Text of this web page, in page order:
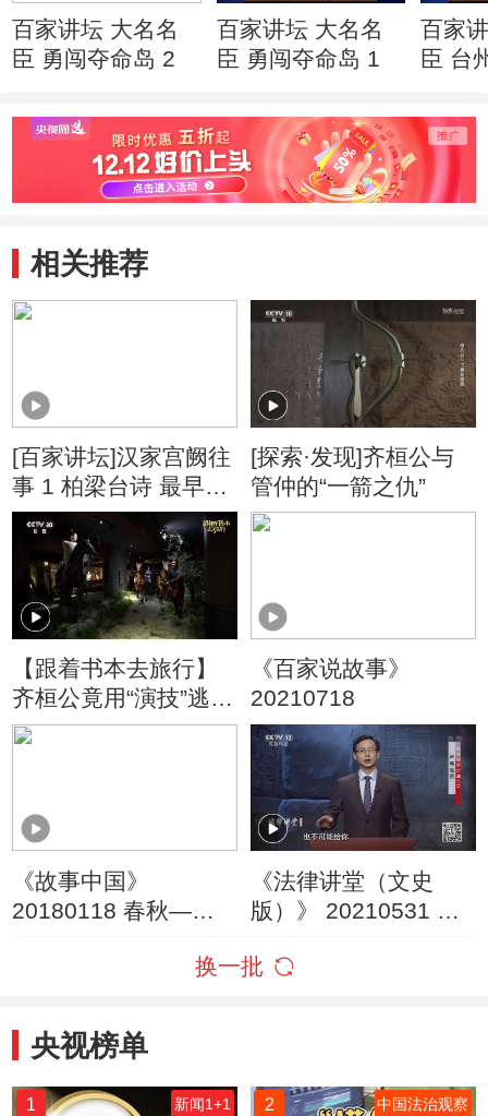
百家讲坛 大名名
臣 勇闯夺命岛 2
百家讲坛 大名名
臣 勇闯夺命岛 1
百家
臣 台
相关推荐
[百家讲坛]汉家宫阙往
事 1 柏梁台诗 最早的
七言诗
[探索·发现]齐桓公与
管仲的“一箭之仇”
【跟着书本去旅行】
齐桓公竟用“演技”逃过
管仲的射杀！
《百家说故事》
20210718
《故事中国》
20180118 春秋——
《法律讲堂（文史
版）》 20210531 孙
惩泄密
换一批
央视榜单
1 新闻1+1 2 中国法治观察